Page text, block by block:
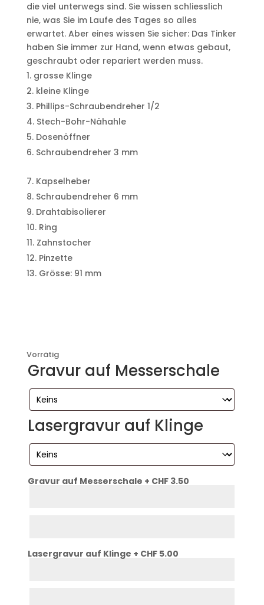
die viel unterwegs sind. Sie wissen schliesslich
nie, was Sie im Laufe des Tages so alles
erwartet. Aber eines wissen Sie sicher: Das Tinker
haben Sie immer zur Hand, wenn etwas gebaut,
geschraubt oder repariert werden muss.
grosse Klinge
kleine Klinge
Phillips-Schraubendreher 1/2
Stech-Bohr-Nähahle
Dosenöffner
Schraubendreher 3 mm
Kapselheber
Schraubendreher 6 mm
Drahtabisolierer
Ring
Zahnstocher
Pinzette
Grösse: 91 mm
Vorrätig
Gravur auf Messerschale
Lasergravur auf Klinge
Gravur auf Messerschale + CHF 3.50
Lasergravur auf Klinge + CHF 5.00
Klinge